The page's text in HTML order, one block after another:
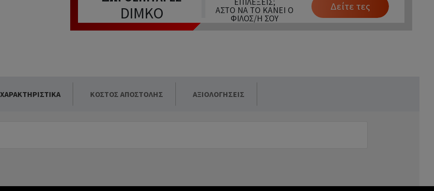
DIMKO ΆΣΤΟ ΝΑ ΤΟ ΚΆΝΕΙ Ο
ΦΊΛΟΣ/Η ΣΟΥ
Δείτε τες
ΚΌΣΤΟΣ ΑΠΟΣΤΟΛΉΣ ΑΞΙΟΛΟΓΉΣΕΙΣ